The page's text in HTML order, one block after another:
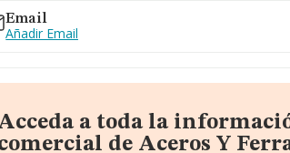
Email
Añadir Email
a toda la
de Aceros Y